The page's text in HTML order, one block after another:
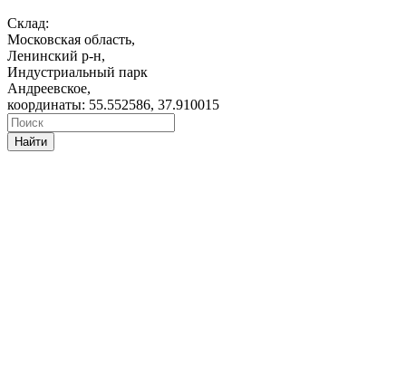
Склад:
Московская область,
Ленинский р-н,
Индустриальный парк
Андреевское,
координаты: 55.552586, 37.910015
Найти